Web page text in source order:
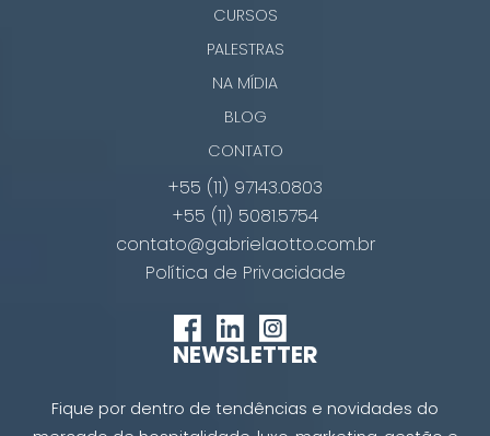
CURSOS
PALESTRAS
NA MÍDIA
BLOG
CONTATO
+55 (11) 97143.0803
+55 (11) 5081.5754
contato@gabrielaotto.com.br
Política de Privacidade
NEWSLETTER
Fique por dentro de tendências e novidades do